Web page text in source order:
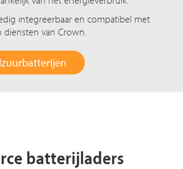
integreerbaar en compatibel met
van Crown.
batterijladers